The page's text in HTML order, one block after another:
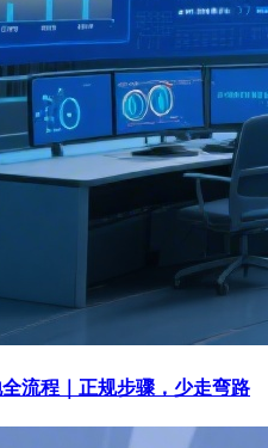
流程｜正规步骤，少走弯路